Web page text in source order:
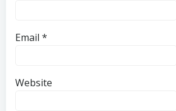
Email *
Website